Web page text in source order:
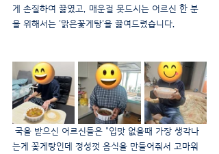
게 손질하여 끓였고, 매운걸 못드시는 어르신 한 분
을 위해서는 '맑은꽃게탕'을 끓여드렸습니다.
는게 꽃게탕인데 정성껏 음식을 만들어줘서 고마워